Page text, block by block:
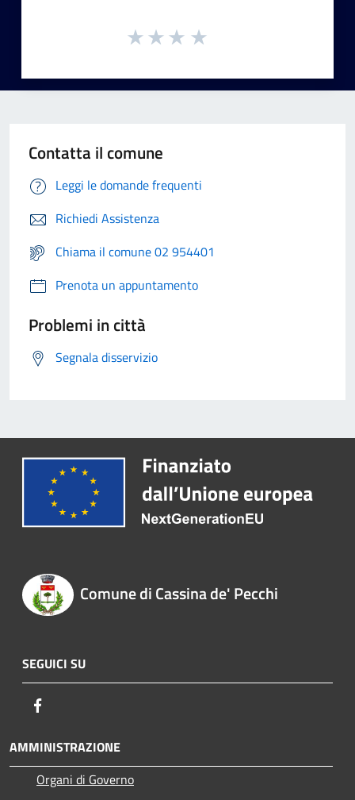
Contatta il comune
Leggi le domande frequenti
Richiedi Assistenza
Chiama il comune 02 954401
Prenota un appuntamento
Problemi in città
Segnala disservizio
Comune di Cassina de' Pecchi
SEGUICI SU
AMMINISTRAZIONE
Organi di Governo